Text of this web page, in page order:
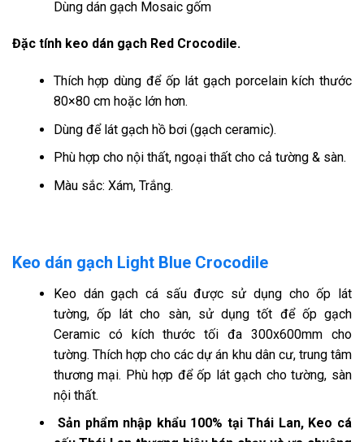
Dùng dán gạch Mosaic gốm
Đặc tính keo dán gạch Red Crocodile.
Thích hợp dùng để ốp lát gạch porcelain kích thước
80×80 cm hoặc lớn hơn.
Dùng để lát gạch hồ bơi (gạch ceramic).
Phù hợp cho nội thất, ngoại thất cho cả tường & sàn.
Màu sắc: Xám, Trắng.
Keo dán gạch Light Blue Crocodile
Keo dán gạch cá sấu được sử dụng cho ốp lát
tường, ốp lát cho sàn, sử dụng tốt để ốp gạch
Ceramic có kích thước tối đa 300x600mm cho
tường. Thích hợp cho các dự án khu dân cư, trung tâm
thương mại. Phù hợp để ốp lát gạch cho tường, sàn
nội thất.
Sản phẩm nhập khẩu 100% tại Thái Lan, Keo cá